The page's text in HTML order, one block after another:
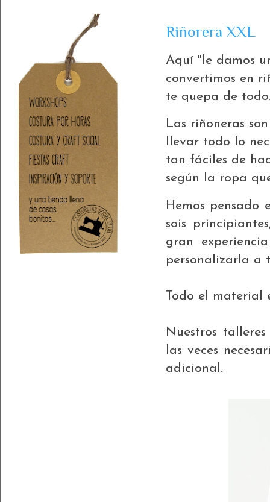
Riñorera XXL
Aquí "le damos
convertimos en
te quepa de
Las riñoneras
llevar todo lo
tan fáciles de
según la ropa
Hemos pensado
sois
gran
personalizarla a
Todo el material
Nuestros
las veces
adicional.